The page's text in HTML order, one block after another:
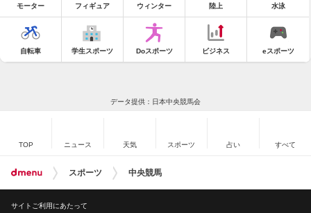
モーター フィギュア ウィンター 陸上 水泳
自転車 学生スポーツ Doスポーツ ビジネス eスポーツ
データ提供：日本中央競馬会
TOP ニュース 天気 スポーツ 占い すべて
スポーツ 中央競馬
サイトご利用にあたって